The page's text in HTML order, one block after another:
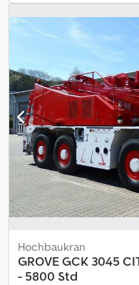
Hochbaukran
GROVEGCK 3045
- 5800 Std